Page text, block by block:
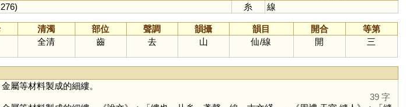
糸 線
清濁 部位 聲調 韻攝 韻目 開合
等第
全清 齒 去 山 仙/線 開 三
屬等材料製成的細縷。
39 字